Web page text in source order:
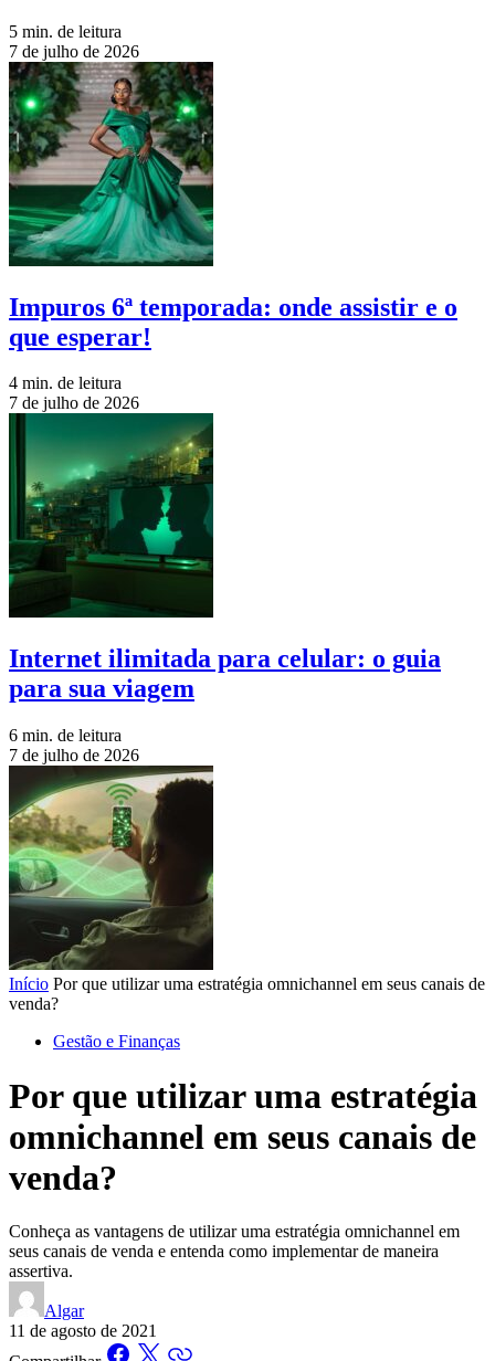
5 min. de leitura
7 de julho de 2026
Impuros 6ª temporada: onde assistir e o
que esperar!
4 min. de leitura
7 de julho de 2026
Internet ilimitada para celular: o guia
para sua viagem
6 min. de leitura
7 de julho de 2026
Início Por que utilizar uma estratégia omnichannel em seus canais de
venda?
Gestão e Finanças
Por que utilizar uma estratégia
omnichannel em seus canais de
venda?
Conheça as vantagens de utilizar uma estratégia omnichannel em
seus canais de venda e entenda como implementar de maneira
assertiva.
Algar
11 de agosto de 2021